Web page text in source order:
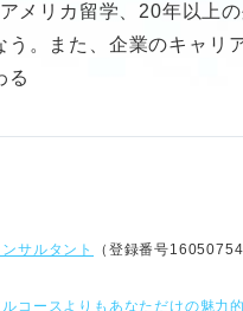
メリカ留学、20年以上
う。また、企業のキャリ
る
サルタント （登録番号
コースよりもあなただけの魅力